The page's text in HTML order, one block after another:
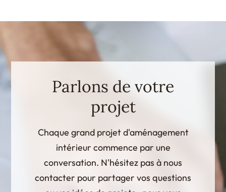
Parlons de votre
projet
Chaque grand projet d'aménagement
intérieur commence par une
conversation. N'hésitez pas à nous
contacter pour partager vos questions